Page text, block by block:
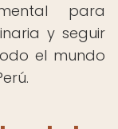
para
y seguir
el mundo